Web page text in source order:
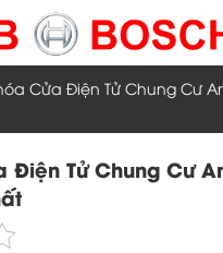
Cửa Điện Tử Chung Cư
Điện Tử Chung Cư